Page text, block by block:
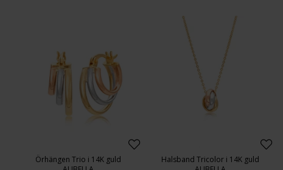
Örhängen Trio i 14K guld
Halsband Tricolor i 14K guld